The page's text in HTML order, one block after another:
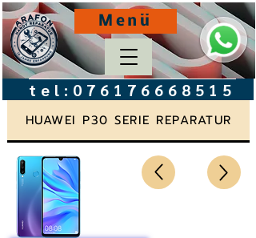
tel: 076176668515
Menü
HUAWEI P30 SERIE REPARATUR